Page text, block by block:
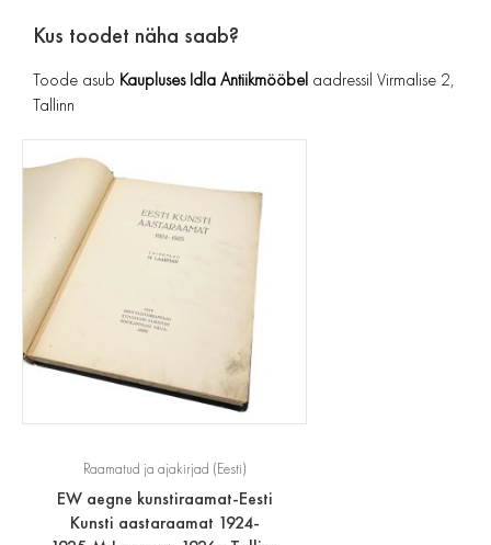
Kus toodet näha saab?
Toode asub Kaupluses Idla Antiikmööbel aadressil Virmalise 2,
Tallinn
Raamatud ja ajakirjad (Eesti)
EW aegne kunstiraamat-Eesti
Kunsti aastaraamat 1924-